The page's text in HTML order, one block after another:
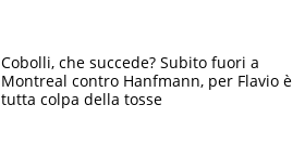
Cobolli, che succede? Subito fuori a
Montreal contro Hanfmann, per Flavio è
tutta colpa della tosse